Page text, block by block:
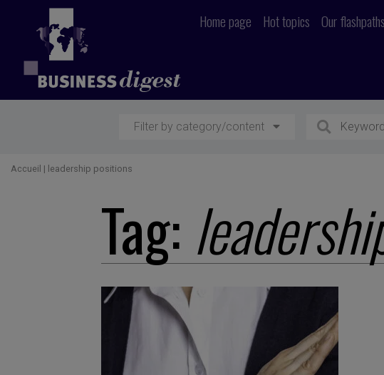
Home page Hot topics Our flashpaths
Filter by category/content
Accueil | leadership positions
Tag: